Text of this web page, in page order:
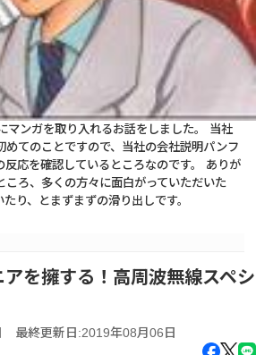
マンガを取り入れるお話をしました。 当社
めてのことですので、当社の会社説明パンフ
反応を確認しているところなのです。 ありが
ころ、多くの方々に面白がっていただいた
り、とまずまずの滑り出しです。
を擁する！高周波無線スペシ
最終更新日:2019年08月06日